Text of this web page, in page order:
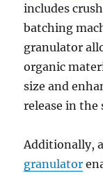
includes
batching
granulator
organic
size and
release in the
Additionally,
granulator